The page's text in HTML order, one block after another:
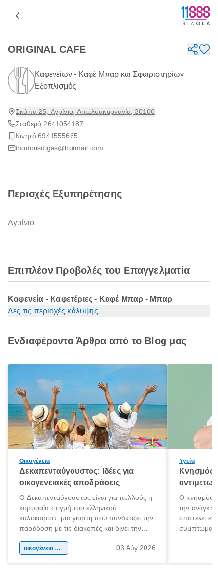
ORIGINAL CAFE
Καφενείων - Καφέ Μπαρ και Σφαιριστηρίων
Εξοπλισμός
Σκόπα 25, Αγρίνιο, Αιτωλοακαρνανία, 30100
Σταθερό:2641054187
Κινητό:6941555665
thodorisdigas@hotmail.com
Περιοχές Εξυπηρέτησης
Αγρίνιο
Επιπλέον Προβολές του Επαγγελματία
Καφενεία - Καφετέριες - Καφέ Μπαρ - Μπαρ
Δες τις περιοχές κάλυψης
Ενδιαφέροντα Άρθρα από το Blog μας
Οικογένεια
Δεκαπενταύγουστος: Ιδέες για
οικογενειακές αποδράσεις
Ο Δεκαπενταύγουστος είναι για πολλούς η
κορυφαία στιγμή του ελληνικού
καλοκαιριού: μια γιορτή που συνδυάζει την
παράδοση με τις διακοπές και δίνει την
χώρας. Είτε πρόκειται για λίγες μέρες
οικογένεια & παιδί 03 Αύγ 2026
Υγεία
Κνησμός:
Ο κνησμός
την ανάγκη
αποτελεί